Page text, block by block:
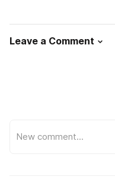
Leave a Comment